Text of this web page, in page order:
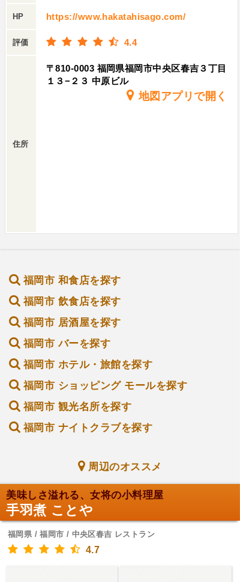
HP https://www.hakatahisago.com/
評価 4.4
住所
〒810-0003 福岡県福岡市中央区春吉３丁目
１３−２３ 中原ビル
地図アプリで開く
福岡市 和食店を探す
福岡市 飲食店を探す
福岡市 居酒屋を探す
福岡市 バーを探す
福岡市 ホテル・旅館を探す
福岡市 ショッピング モールを探す
福岡市 観光名所を探す
福岡市 ナイトクラブを探す
周辺のオススメ
美味しさ溢れる、女将の小料理屋
手羽煮 ことや
福岡県 / 福岡市 / 中央区春吉 レストラン
4.7